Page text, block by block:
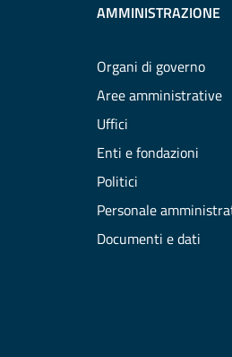
AMMINISTRAZIONE
Organi di governo
Aree amministrative
Uffici
Enti e fondazioni
Politici
Personale
Documenti e dati